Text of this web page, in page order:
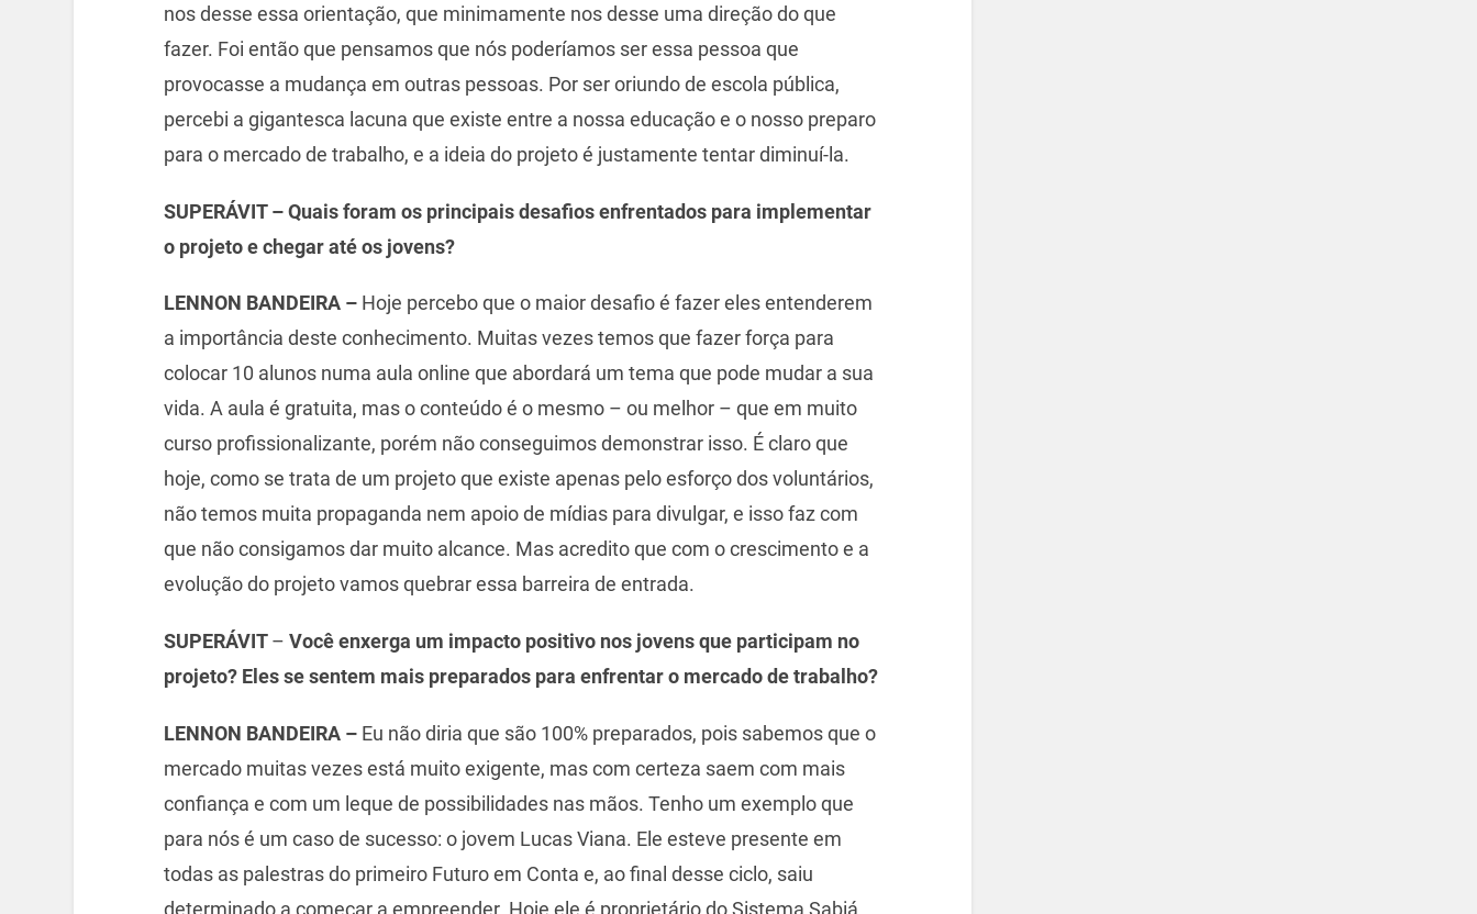
nos desse essa orientação, que minimamente nos desse uma direção do que
fazer. Foi então que pensamos que nós poderíamos ser essa pessoa que
provocasse a mudança em outras pessoas. Por ser oriundo de escola pública,
percebi a gigantesca lacuna que existe entre a nossa educação e o nosso preparo
para o mercado de trabalho, e a ideia do projeto é justamente tentar diminuí-la.
SUPERÁVIT – Quais foram os principais desafios enfrentados para implementar
o projeto e chegar até os jovens?
LENNON BANDEIRA –Hoje percebo que o maior desafio é fazer eles entenderem
a importância deste conhecimento. Muitas vezes temos que fazer força para
colocar 10 alunos numa aula online que abordará um tema que pode mudar a sua
vida. A aula é gratuita, mas o conteúdo é o mesmo – ou melhor – que em muito
curso profissionalizante, porém não conseguimos demonstrar isso. É claro que
hoje, como se trata de um projeto que existe apenas pelo esforço dos voluntários,
não temos muita propaganda nem apoio de mídias para divulgar, e isso faz com
que não consigamos dar muito alcance. Mas acredito que com o crescimento e a
evolução do projeto vamos quebrar essa barreira de entrada.
SUPERÁVIT– Você enxerga um impacto positivo nos jovens que participam no
projeto? Eles se sentem mais preparados para enfrentar o mercado de trabalho?
LENNON BANDEIRA –Eu não diria que são 100% preparados, pois sabemos que o
mercado muitas vezes está muito exigente, mas com certeza saem com mais
confiança e com um leque de possibilidades nas mãos. Tenho um exemplo que
para nós é um caso de sucesso: o jovem Lucas Viana. Ele esteve presente em
todas as palestras do primeiro Futuro em Conta e, ao final desse ciclo, saiu
determinado a começar a empreender. Hoje ele é proprietário do Sistema Sabiá,